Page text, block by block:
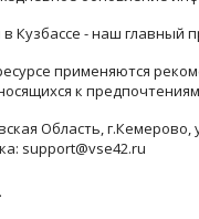
Кузбассе - наш главный
применяются
к
Область, г.Кемерово,
support@vse42.ru